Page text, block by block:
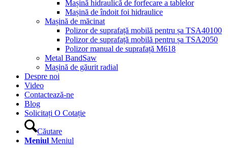
Mașină hidraulică de forfecare a tablelor
Mașină de îndoit foi hidraulice
Mașină de măcinat
Polizor de suprafață mobilă pentru șa TSA40100
Polizor de suprafață mobilă pentru șa TSA2050
Polizor manual de suprafață M618
Metal BandSaw
Mașină de găurit radial
Despre noi
Video
Contactează-ne
Blog
Solicitați O Cotație
Căutare
Meniul Meniul